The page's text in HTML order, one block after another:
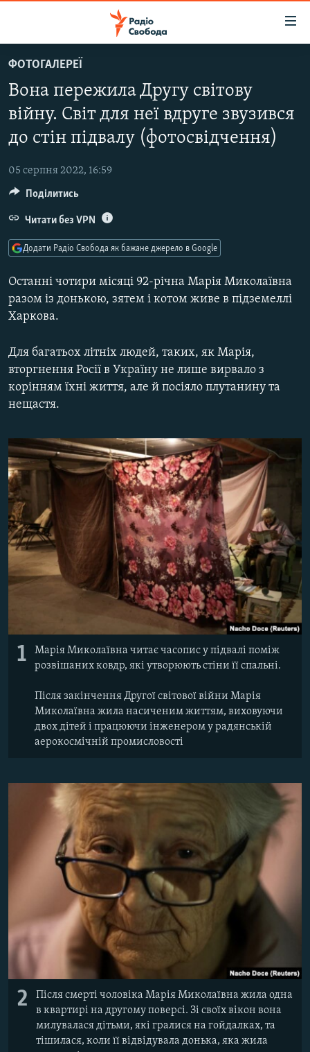
до
основного
матеріалу
Перейти
до
навігації
Перейти
ВСЕ ЗА ДОБУ
СТАТТІ
ЕКОНОМІКА
СУСПІЛЬСТВО
КУЛЬТУРА
СПОРТ
СВІТ
ВІЙНА
РОСІЙСЬКА «ФІЛЬТРАЦІЯ»
ДОНБАС.РЕАЛІЇ
КРИМ.РЕАЛІЇ
ТИ ЯК?
СХЕМИ
КИТАЙ.ВИКЛИКИ
МУЛЬТИМЕДІА
ФОТО
СПЕЦПРОЄКТИ
ПОДКАСТИ
РУС
УКР
КТАТ
ДОЛУЧАЙСЯ!
Усі сайти RFE/RL
ФОТОГАЛЕРЕЇ
Вона пережила Другу світову
війну. Світ для неї вдруге звузився
до стін підвалу (фотосвідчення)
05 серпня 2022, 16:59
Останні чотири місяці 92-річна Марія Миколаївна
разом із донькою, зятем і котом живе в підземеллі
Харкова.
Для багатьох літніх людей, таких, як Марія,
вторгнення Росії в Україну не лише вирвало з
корінням їхні життя, але й посіяло плутанину та
нещастя.
1
Марія Миколаївна читає часопис у підвалі поміж
розвішаних ковдр, які утворюють стіни її спальні.
Після закінчення Другої світової війни Марія
Миколаївна жила насиченим життям, виховуючи
двох дітей і працюючи інженером у радянській
аерокосмічній промисловості
2
Після смерті чоловіка Марія Миколаївна жила одна
в квартирі на другому поверсі. Зі своїх вікон вона
милувалася дітьми, які гралися на гойдалках, та
тішилася, коли її відвідувала донька, яка жила
Поділитись
Читати без VPN
Додати Радіо Свобода як бажане джерело в Google